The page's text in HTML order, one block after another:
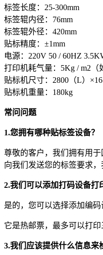
标签长度：25-300mm
标签辊内径：76mm
标签辊外径：420mm
贴标精度：±1mm
电源：220V 50 / 60HZ
打印机耗气量：5Kg / m2（
贴标机尺寸：2800（L）
贴标机重量：180kg
常问问题
1.您拥有哪种贴标签设备？
尊敬的客户，我们拥有用
向我们发送您的标签要求
2.我们可以添加打码设备打
是的，您可以选择添加编码
它是热邮票，最多可以打印
3.我们应该提供什么信息来